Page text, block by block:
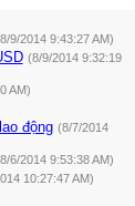
9/2014 9:43:27 AM)
(8/9/2014 9:32:19
AM)
động (8/7/2014
6/2014 9:53:38 AM)
10:27:47 AM)